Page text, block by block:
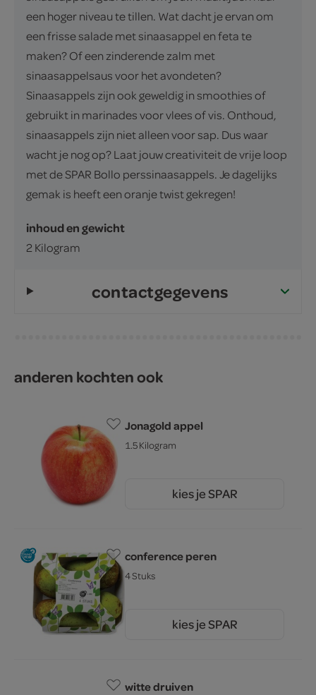
een hoger niveau te tillen. Wat dacht je ervan om
een frisse salade met sinaasappel en feta te
maken? Of een zinderende zalm met
sinaasappelsaus voor het avondeten?
Sinaasappels zijn ook geweldig in smoothies of
gebruikt in marinades voor vlees of vis. Onthoud,
sinaasappels zijn niet alleen voor sap. Dus waar
wacht je nog op? Laat jouw creativiteit de vrije loop
met de SPAR Bollo perssinaasappels. Je dagelijks
gemak is heeft een oranje twist gekregen!
inhoud en gewicht
2 Kilogram
contactgegevens
anderen kochten ook
Jonagold appel
1.5 Kilogram
kies je SPAR
conference peren
4 Stuks
kies je SPAR
witte druiven